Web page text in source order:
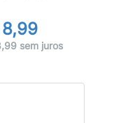
8,99
sem juros